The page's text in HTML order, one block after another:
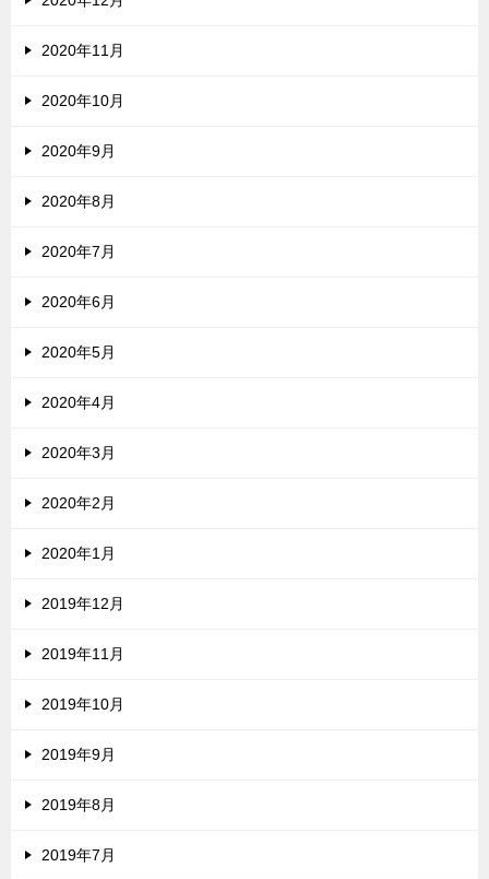
2020年11月
2020年10月
2020年9月
2020年8月
2020年7月
2020年6月
2020年5月
2020年4月
2020年3月
2020年2月
2020年1月
2019年12月
2019年11月
2019年10月
2019年9月
2019年8月
2019年7月